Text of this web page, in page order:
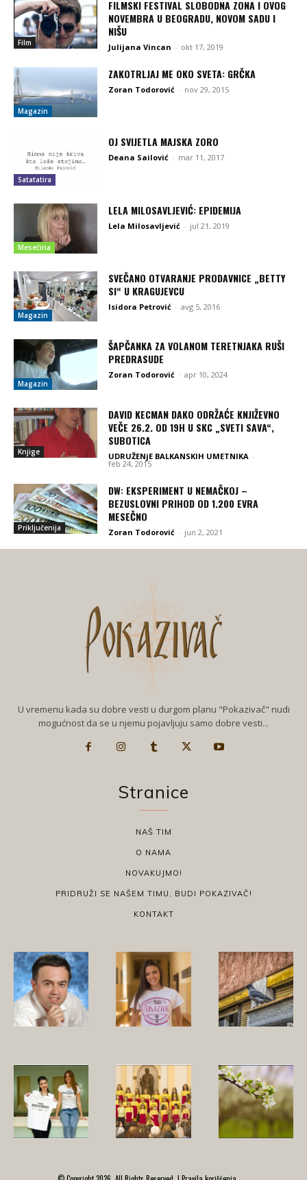
Film
FILMSKI FESTIVAL SLOBODNA ZONA I OVOG
NOVEMBRA U BEOGRADU, NOVOM SADU I
NIŠU
Julijana Vincan - okt 17, 2019
Magazin
ZAKOTRLJAJ ME OKO SVETA: GRČKA
Zoran Todorović - nov 29, 2015
Satatatira
OJ SVIJETLA MAJSKA ZORO
Deana Sailović - mar 11, 2017
Mesečina
LELA MILOSAVLJEVIĆ: EPIDEMIJA
Lela Milosavljević - jul 21, 2019
Magazin
SVEČANO OTVARANJE PRODAVNICE „BETTY
SI“ U KRAGUJEVCU
Isidora Petrović - avg 5, 2016
Magazin
ŠAPČANKA ZA VOLANOM TERETNJAKA RUŠI
PREDRASUDE
Zoran Todorović - apr 10, 2024
Knjige
DAVID KECMAN DAKO ODRŽAĆE KNJIŽEVNO
VEČE 26.2. OD 19H U SKC „SVETI SAVA“,
SUBOTICA
UDRUŽENjE BALKANSKIH UMETNIKA -
feb 24, 2015
Priključenija
DW: EKSPERIMENT U NEMAČKOJ –
BEZUSLOVNI PRIHOD OD 1.200 EVRA
MESEČNO
Zoran Todorović - jun 2, 2021
U vremenu kada su dobre vesti u durgom planu "Pokazivač" nudi
mogućnost da se u njemu pojavljuju samo dobre vesti...
Stranice
NAŠ TIM
O NAMA
NOVAKUJMO!
PRIDRUŽI SE NAŠEM TIMU, BUDI POKAZIVAČ!
KONTAKT